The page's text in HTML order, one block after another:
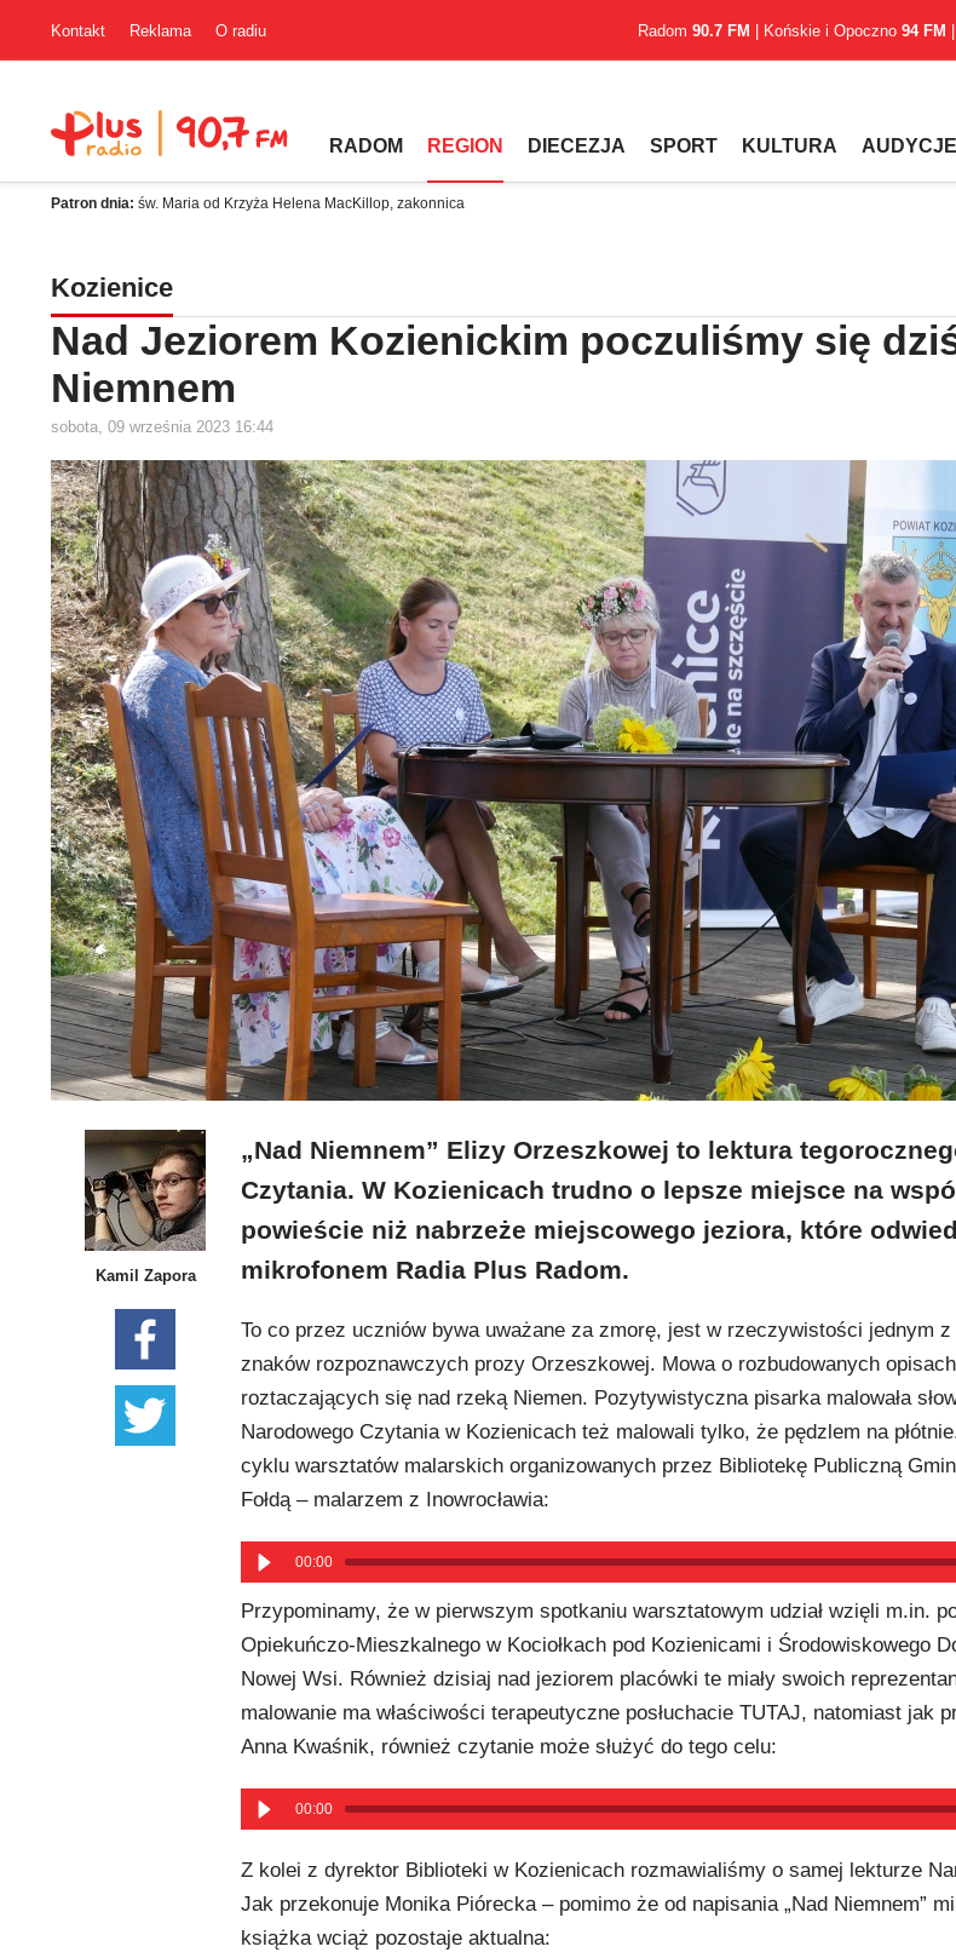
Kontakt Reklama O radiu Radom 90.7 FM | Końskie i Opoczno 94 FM
RADOM REGION DIECEZJA SPORT KULTURA AUDYCJE
Patron dnia: św. Maria od Krzyża Helena MacKillop, zakonnica
Kozienice
Nad Jeziorem Kozienickim poczuliśmy się
Niemnem
sobota, 09 września 2023 16:44
Kamil Zapora
„Nad Niemnem” Elizy Orzeszkowej to lektura
Czytania. W Kozienicach trudno o lepsze miejsce na
powieście niż nabrzeże miejscowego jeziora, które
mikrofonem Radia Plus Radom.
To co przez uczniów bywa uważane za zmorę, jest w rzeczywistości jednym
znaków rozpoznawczych prozy Orzeszkowej. Mowa o rozbudowanych
roztaczających się nad rzeką Niemen. Pozytywistyczna pisarka malowała
Narodowego Czytania w Kozienicach też malowali tylko, że pędzlem na
cyklu warsztatów malarskich organizowanych przez Bibliotekę Publiczną
Fołdą – malarzem z Inowrocławia:
00:00
Przypominamy, że w pierwszym spotkaniu warsztatowym udział wzięli m.in.
Opiekuńczo-Mieszkalnego w Kociołkach pod Kozienicami i Środowiskowego
Nowej Wsi. Również dzisiaj nad jeziorem placówki te miały swoich
malowanie ma właściwości terapeutyczne posłuchacie TUTAJ, natomiast jak
Anna Kwaśnik, również czytanie może służyć do tego celu:
00:00
Z kolei z dyrektor Biblioteki w Kozienicach rozmawialiśmy o samej lekturze
Jak przekonuje Monika Piórecka – pomimo że od napisania „Nad Niemnem”
książka wciąż pozostaje aktualna: